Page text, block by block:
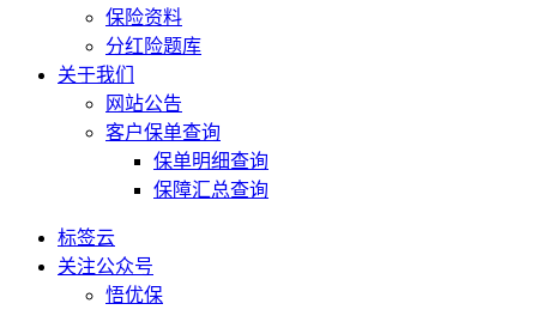
保险资料
分红险题库
关于我们
网站公告
客户保单查询
保单明细查询
保障汇总查询
标签云
关注公众号
悟优保